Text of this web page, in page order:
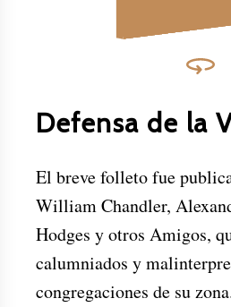
Defensa de la
El breve folleto fue
William Chandler,
Hodges y otros Amigos,
calumniados y
congregaciones de su